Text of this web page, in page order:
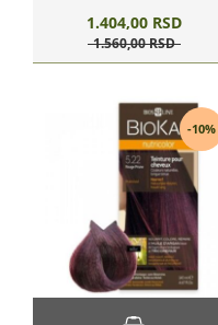
1.404,00 RSD
1.560,00RSD
-10%